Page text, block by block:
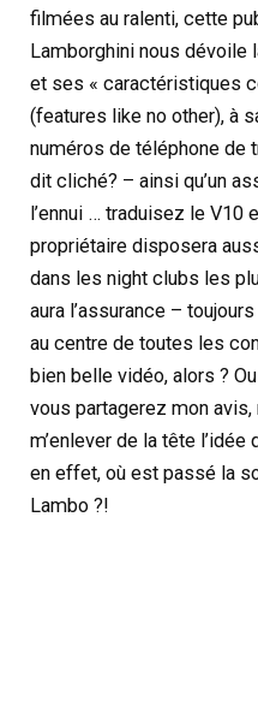
filmées au ralenti, cette
Lamborghini nous dévoile
et ses « caractéristiques
(features like no other), à
numéros de téléphone
dit cliché? – ainsi qu’un
l’ennui … traduisez le V10
propriétaire disposera
dans les night clubs les
aura l’assurance –
au centre de toutes les
bien belle vidéo, alors ?
vous partagerez mon avis,
m’enlever de la tête l’idée
en effet, où est passé la
Lambo ?!